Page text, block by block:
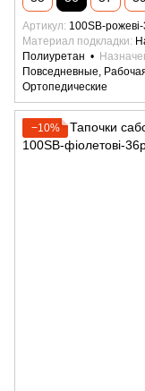
Артикул 100SB-
Материал подкладки
Полиуретан
Повседневные,
Ортопедические
−10%